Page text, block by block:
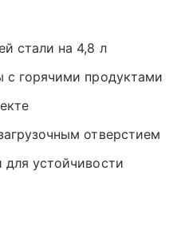
стали на 4,8 л
с горячими продуктами
отверстием
устойчивости